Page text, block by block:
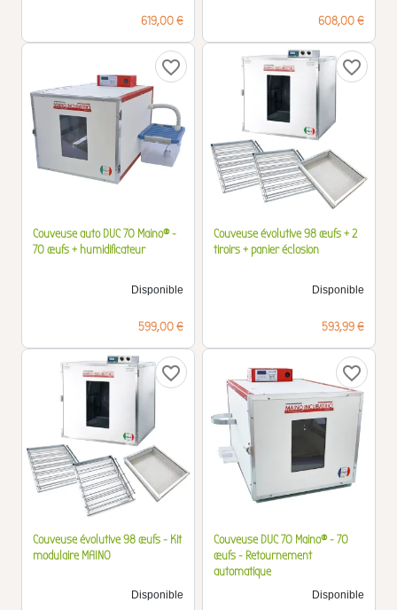
Prix
619,00 € Prix
608,00 €
favorite_border
Couveuse auto DUC 70 Maino® -
70 œufs + humidificateur
Disponible
Prix
599,00 €
favorite_border
Couveuse évolutive 98 œufs + 2
tiroirs + panier éclosion
Disponible
Prix
593,99 €
favorite_border
Couveuse évolutive 98 œufs - Kit
modulaire MAINO
Disponible
favorite_border
Couveuse DUC 70 Maino® - 70
œufs - Retournement
automatique
Disponible